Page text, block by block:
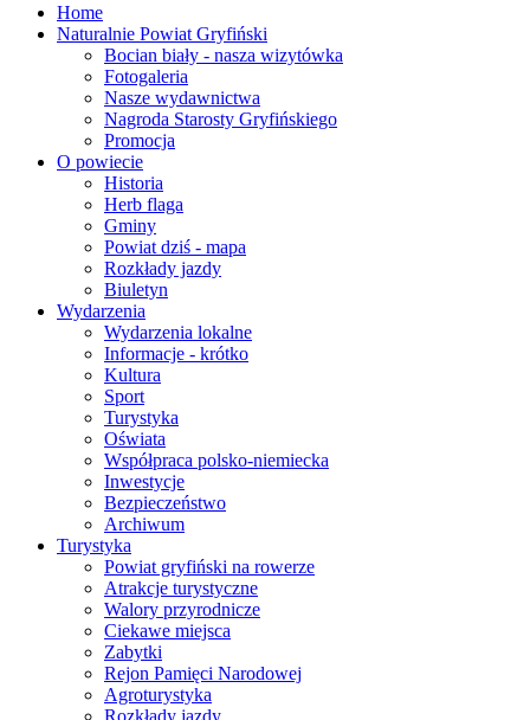
Home
Naturalnie Powiat Gryfiński
Bocian biały - nasza wizytówka
Fotogaleria
Nasze wydawnictwa
Nagroda Starosty Gryfińskiego
Promocja
O powiecie
Historia
Herb flaga
Gminy
Powiat dziś - mapa
Rozkłady jazdy
Biuletyn
Wydarzenia
Wydarzenia lokalne
Informacje - krótko
Kultura
Sport
Turystyka
Oświata
Współpraca polsko-niemiecka
Inwestycje
Bezpieczeństwo
Archiwum
Turystyka
Powiat gryfiński na rowerze
Atrakcje turystyczne
Walory przyrodnicze
Ciekawe miejsca
Zabytki
Rejon Pamięci Narodowej
Agroturystyka
Rozkłady jazdy